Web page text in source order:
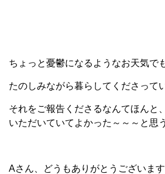
ちょっと憂鬱になるようなお天気で
たのしみながら暮らしてくださって
それをご報告くださるなんてほんと
いただいていてよかった～～～と思
Aさん、どうもありがとうございます